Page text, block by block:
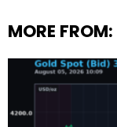
MORE FROM: